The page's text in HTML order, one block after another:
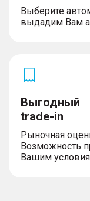
Выберите
выдадим Вам
Выгодный
trade-in
Рыночная
Возможность
Вашим